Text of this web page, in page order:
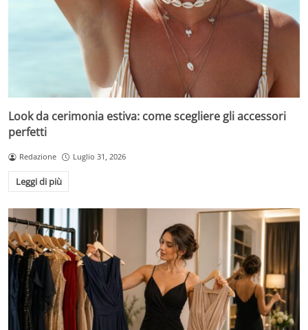
Look da cerimonia estiva: come scegliere gli accessori
perfetti
Redazione Luglio 31, 2026
Leggi di più